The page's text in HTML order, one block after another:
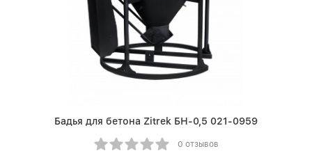
Бадья для бетона Zitrek БН-0,5 021-0959
0 отзывов